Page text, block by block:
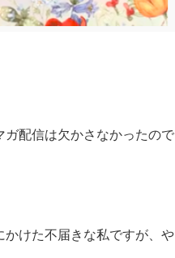
配信は欠かさなかったので
けた不届きな私ですが、や